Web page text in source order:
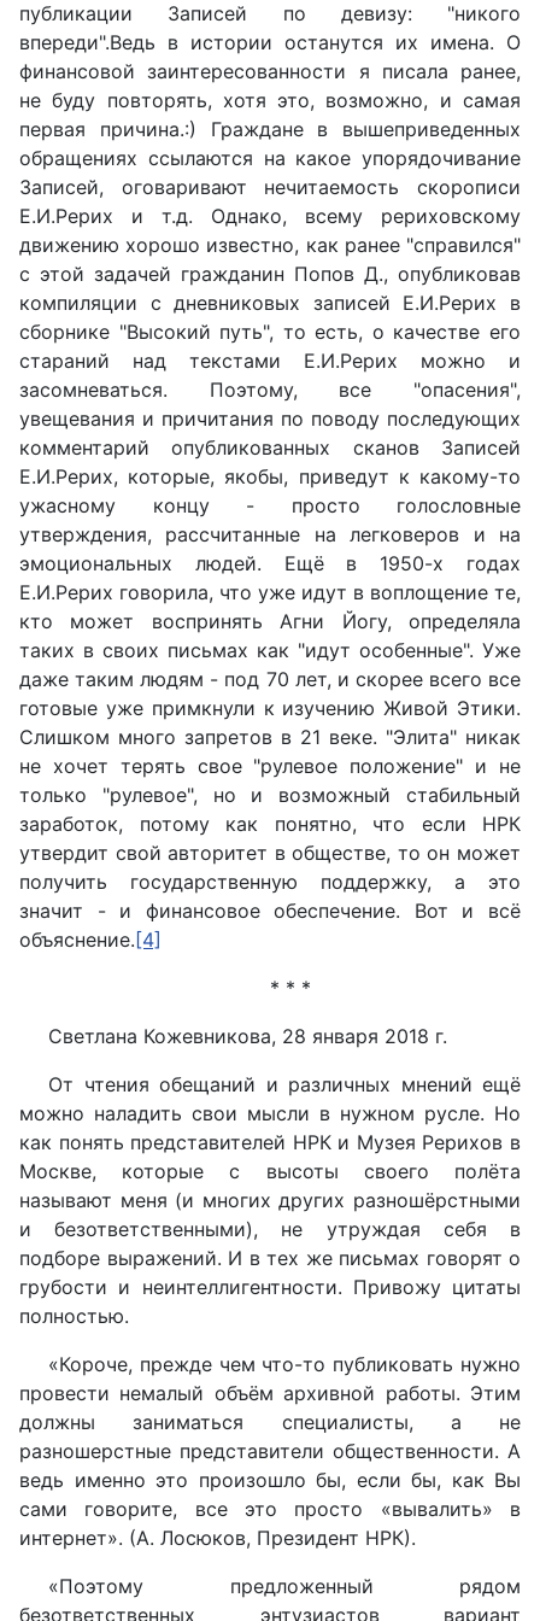
публикации Записей по девизу: "никого
впереди".Ведь в истории останутся их имена. О
финансовой заинтересованности я писала ранее,
не буду повторять, хотя это, возможно, и самая
первая причина.:) Граждане в вышеприведенных
обращениях ссылаются на какое упорядочивание
Записей, оговаривают нечитаемость скорописи
Е.И.Рерих и т.д. Однако, всему рериховскому
движению хорошо известно, как ранее "справился"
с этой задачей гражданин Попов Д., опубликовав
компиляции с дневниковых записей Е.И.Рерих в
сборнике "Высокий путь", то есть, о качестве его
стараний над текстами Е.И.Рерих можно и
засомневаться. Поэтому, все "опасения",
увещевания и причитания по поводу последующих
комментарий опубликованных сканов Записей
Е.И.Рерих, которые, якобы, приведут к какому-то
ужасному концу - просто голословные
утверждения, рассчитанные на легковеров и на
эмоциональных людей. Ещё в 1950-х годах
Е.И.Рерих говорила, что уже идут в воплощение те,
кто может воспринять Агни Йогу, определяла
таких в своих письмах как "идут особенные". Уже
даже таким людям - под 70 лет, и скорее всего все
готовые уже примкнули к изучению Живой Этики.
Слишком много запретов в 21 веке. "Элита" никак
не хочет терять свое "рулевое положение" и не
только "рулевое", но и возможный стабильный
заработок, потому как понятно, что если НРК
утвердит свой авторитет в обществе, то он может
получить государственную поддержку, а это
значит - и финансовое обеспечение. Вот и всё
объяснение. [4]
* * *
Светлана Кожевникова, 28 января 2018 г.
От чтения обещаний и различных мнений ещё
можно наладить свои мысли в нужном русле. Но
как понять представителей НРК и Музея Рерихов в
Москве, которые с высоты своего полёта
называют меня (и многих других разношёрстными
и безответственными), не утруждая себя в
подборе выражений. И в тех же письмах говорят о
грубости и неинтеллигентности. Привожу цитаты
полностью.
«Короче, прежде чем что-то публиковать нужно
провести немалый объём архивной работы. Этим
должны заниматься специалисты, а не
разношерстные представители общественности. А
ведь именно это произошло бы, если бы, как Вы
сами говорите, все это просто «вывалить» в
интернет». (А. Лосюков, Президент НРК).
«Поэтому предложенный рядом
безответственных энтузиастов вариант